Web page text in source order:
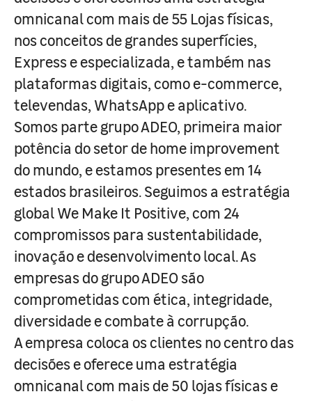
omnicanal com mais de 55 Lojas físicas,
nos conceitos de grandes superfícies,
Express e especializada, e também nas
plataformas digitais, como e-commerce,
televendas, WhatsApp e aplicativo.
Somos parte grupo ADEO, primeira maior
potência do setor de home improvement
do mundo, e estamos presentes em 14
estados brasileiros. Seguimos a estratégia
global We Make It Positive, com 24
compromissos para sustentabilidade,
inovação e desenvolvimento local. As
empresas do grupo ADEO são
comprometidas com ética, integridade,
diversidade e combate à corrupção.
A empresa coloca os clientes no centro das
decisões e oferece uma estratégia
omnicanal com mais de 50 lojas físicas e